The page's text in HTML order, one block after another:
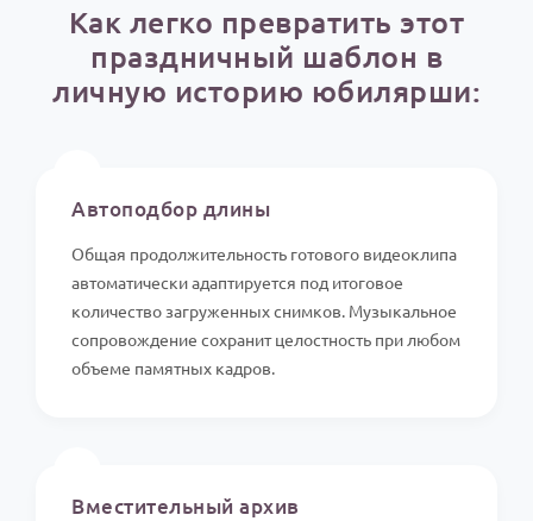
Как легко превратить этот
праздничный шаблон в
личную историю юбилярши:
Автоподбор длины
Общая продолжительность готового видеоклипа
автоматически адаптируется под итоговое
количество загруженных снимков. Музыкальное
сопровождение сохранит целостность при любом
объеме памятных кадров.
Вместительный архив